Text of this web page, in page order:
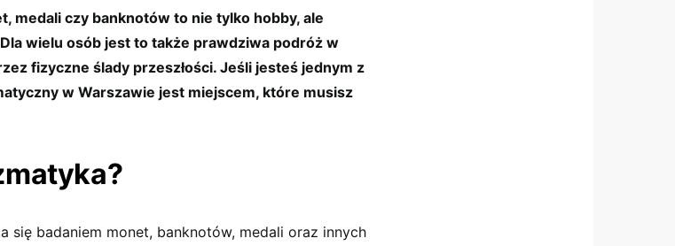
medali czy banknotów to nie tylko hobby, ale
wielu osób jest to także prawdziwa podróż w
fizyczne ślady przeszłości. Jeśli jesteś jednym z
w Warszawie jest miejscem, które musisz
się badaniem monet, banknotów, medali oraz innych